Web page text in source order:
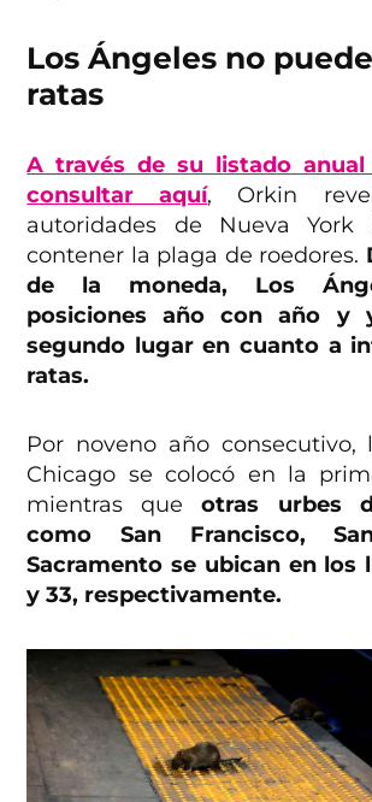
Los Ángeles no
ratas
A través de su listado anual
consultar aquí, Orkin
autoridades de Nueva York
contener la plaga de roedores.
de la moneda, Los
posiciones año con año y
segundo lugar en cuanto a
ratas.
Por noveno año consecutivo,
Chicago se colocó en la
mientras queotras urbes
como San Francisco,
Sacramento se ubican en los
y 33, respectivamente.